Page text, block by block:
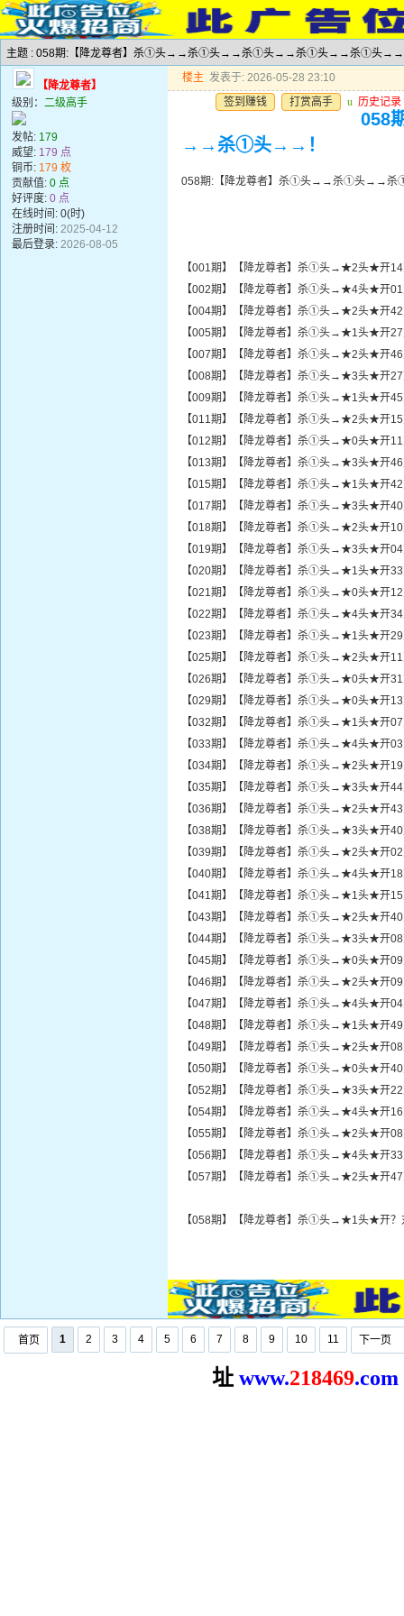
主题 : 058期:【降龙尊者】杀①头→→杀①头→→杀①头→→杀①头→→杀①头→→
【降龙尊者】
级别： 二级高手
发帖: 179
威望: 179 点
铜币: 179 枚
贡献值: 0 点
好评度: 0 点
在线时间: 0(时)
注册时间: 2025-04-12
最后登录: 2026-08-05
楼主 发表于: 2026-05-28 23:10
签到赚钱
打赏高手 u 历史记录
058
→→杀①头→→！
058期:【降龙尊者】杀①头→→杀①头
【001期】【降龙尊者】杀①头→★2头★开
【002期】【降龙尊者】杀①头→★4头★开
【004期】【降龙尊者】杀①头→★2头★开
【005期】【降龙尊者】杀①头→★1头★开
【007期】【降龙尊者】杀①头→★2头★开
【008期】【降龙尊者】杀①头→★3头★开
【009期】【降龙尊者】杀①头→★1头★开
【011期】【降龙尊者】杀①头→★2头★开
【012期】【降龙尊者】杀①头→★0头★开
【013期】【降龙尊者】杀①头→★3头★开
【015期】【降龙尊者】杀①头→★1头★开
【017期】【降龙尊者】杀①头→★3头★开
【018期】【降龙尊者】杀①头→★2头★开
【019期】【降龙尊者】杀①头→★3头★开
【020期】【降龙尊者】杀①头→★1头★开
【021期】【降龙尊者】杀①头→★0头★开
【022期】【降龙尊者】杀①头→★4头★开
【023期】【降龙尊者】杀①头→★1头★开
【025期】【降龙尊者】杀①头→★2头★开
【026期】【降龙尊者】杀①头→★0头★开
【029期】【降龙尊者】杀①头→★0头★开
【032期】【降龙尊者】杀①头→★1头★开
【033期】【降龙尊者】杀①头→★4头★开
【034期】【降龙尊者】杀①头→★2头★开
【035期】【降龙尊者】杀①头→★3头★开
【036期】【降龙尊者】杀①头→★2头★开
【038期】【降龙尊者】杀①头→★3头★开
【039期】【降龙尊者】杀①头→★2头★开
【040期】【降龙尊者】杀①头→★4头★开
【041期】【降龙尊者】杀①头→★1头★开
【043期】【降龙尊者】杀①头→★2头★开
【044期】【降龙尊者】杀①头→★3头★开
【045期】【降龙尊者】杀①头→★0头★开
【046期】【降龙尊者】杀①头→★2头★开
【047期】【降龙尊者】杀①头→★4头★开
【048期】【降龙尊者】杀①头→★1头★开
【049期】【降龙尊者】杀①头→★2头★开
【050期】【降龙尊者】杀①头→★0头★开
【052期】【降龙尊者】杀①头→★3头★开
【054期】【降龙尊者】杀①头→★4头★开
【055期】【降龙尊者】杀①头→★2头★开
【056期】【降龙尊者】杀①头→★4头★开
【057期】【降龙尊者】杀①头→★2头★开
【058期】【降龙尊者】杀①头→★1头★开？
首页 1 2 3 4 5 6 7 8 9 10 11 下一页
址 www.218469.com